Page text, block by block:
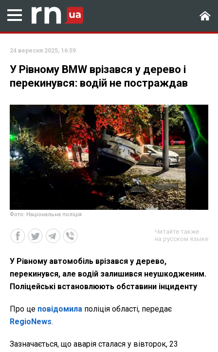
24 вересня 2025, 16:59
У Рівному BMW врізався у дерево і
перекинувся: водій не постраждав
Фото: Національна поліція
Читайте также
на русском языке
У Рівному автомобіль врізався у дерево,
перекинувся, але водій залишився неушкодженим.
Поліцейські встановлюють обставини інциденту
Про це повідомила поліція області, передає
RegioNews.
Зазначається, що аварія сталася у вівторок, 23